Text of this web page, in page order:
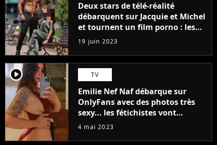
Deux stars de télé-réalité
débarquent sur Jacquie et Michel
et tournent un film porno : les
premières images du tournage
(exclu)
19 juin 2023
player2 TV
Emilie Nef Naf débarque sur
OnlyFans avec des photos très
sexy... les fétichistes vont
prendre leur pied !
4 mai 2023